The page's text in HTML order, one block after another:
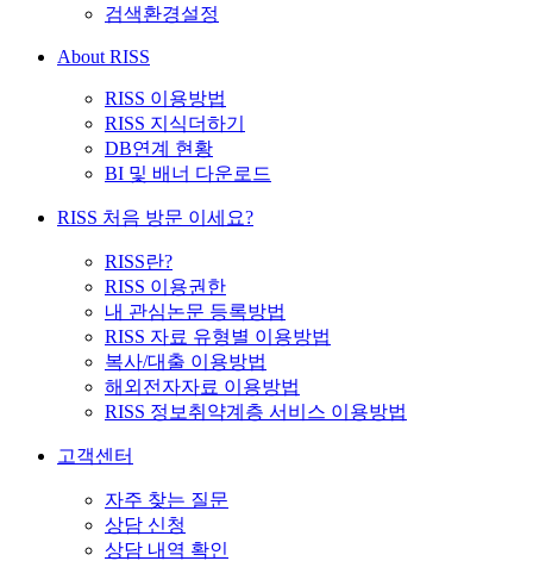
검색환경설정
About RISS
RISS 이용방법
RISS 지식더하기
DB연계 현황
BI 및 배너 다운로드
RISS 처음 방문 이세요?
RISS란?
RISS 이용권한
내 관심논문 등록방법
RISS 자료 유형별 이용방법
복사/대출 이용방법
해외전자자료 이용방법
RISS 정보취약계층 서비스 이용방법
고객센터
자주 찾는 질문
상담 신청
상담 내역 확인